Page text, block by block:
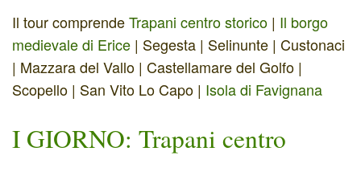
Il tour comprendeTrapani centro storico | Il borgo
medievale di Erice | Segesta | Selinunte | Custonaci
| Mazzara del Vallo | Castellamare del Golfo |
Scopello | San Vito Lo Capo | Isola di Favignana
I GIORNO: Trapani centro